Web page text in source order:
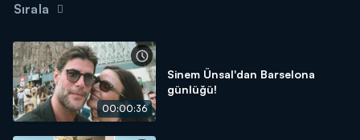
Sırala
00:00:36
Sinem Ünsal'dan Barselona
günlüğü!